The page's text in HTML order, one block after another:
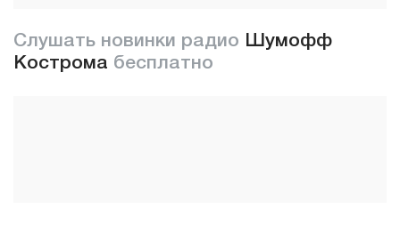
Слушать новинки радио Шумофф
Кострома бесплатно